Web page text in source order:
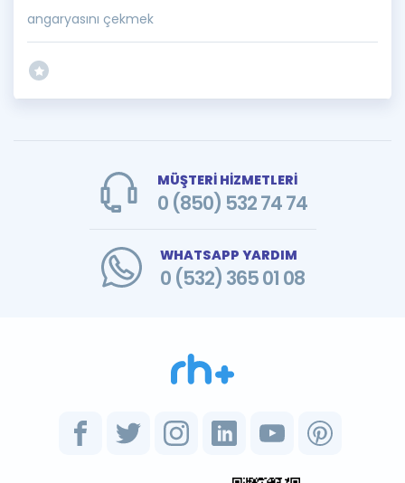
angaryasını çekmek
MÜŞTERİ HİZMETLERİ
0 (850) 532 74 74
WHATSAPP YARDIM
0 (532) 365 01 08